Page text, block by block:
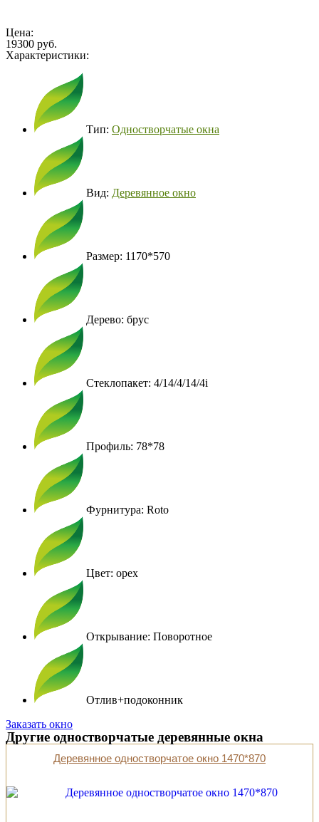
Цена:
19300 руб.
Характеристики:
Тип: Одностворчатые окна
Вид: Деревянное окно
Размер: 1170*570
Дерево: брус
Стеклопакет: 4/14/4/14/4i
Профиль: 78*78
Фурнитура: Roto
Цвет: орех
Открывание: Поворотное
Отлив+подоконник
Заказать окно
Другие одностворчатые деревянные окна
Деревянное одностворчатое окно 1470*870